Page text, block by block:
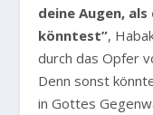
deine Augen,
könntest”,
durch das Opfer
Denn sonst
in Gottes